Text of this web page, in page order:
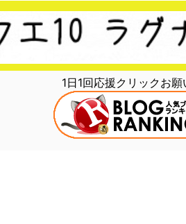
1日1回応援クリックお願